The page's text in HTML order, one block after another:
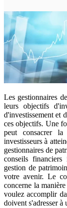
Les gestionnaires
leurs objectifs
d'investissement et
ces objectifs. Une
peut consacrer
investisseurs à
gestionnaires de
conseils
gestion de
votre avenir. Le
concerne la
voulez accomplir
doivent s'adresser à